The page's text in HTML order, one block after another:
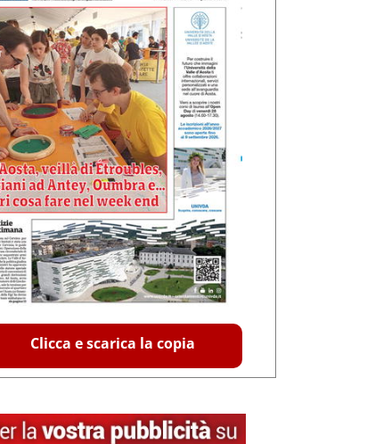
Clicca e scarica la copia